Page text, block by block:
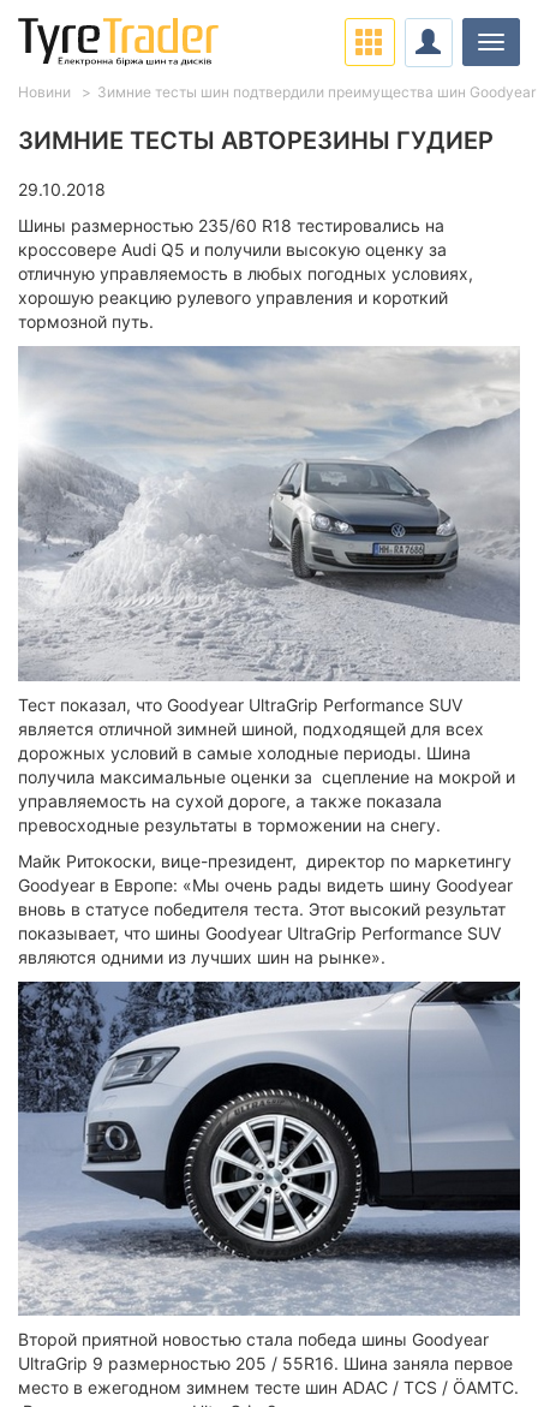
ЗИМНИЕ ТЕСТЫ АВТОРЕЗИНЫ ГУДИЕР
29.10.2018
Шины размерностью 235/60 R18 тестировались на
кроссовере Audi Q5 и получили высокую оценку за
отличную управляемость в любых погодных условиях,
хорошую реакцию рулевого управления и короткий
тормозной путь.
Тест показал, что Goodyear UltraGrip Performance SUV
является отличной зимней шиной, подходящей для всех
дорожных условий в самые холодные периоды. Шина
получила максимальные оценки за сцепление на мокрой и
управляемость на сухой дороге, а также показала
превосходные результаты в торможении на снегу.
Майк Ритокоски, вице-президент, директор по маркетингу
Goodyear в Европе: «Мы очень рады видеть шину Goodyear
вновь в статусе победителя теста. Этот высокий результат
показывает, что шины Goodyear UltraGrip Performance SUV
являются одними из лучших шин на рынке».
Второй приятной новостью стала победа шины Goodyear
UltraGrip 9 размерностью 205 / 55R16. Шина заняла первое
место в ежегодном зимнем тесте шин ADAC / TCS / ÖAMTC.
Новини Зимние тесты шин подтвердили преимущества шин Goodyear